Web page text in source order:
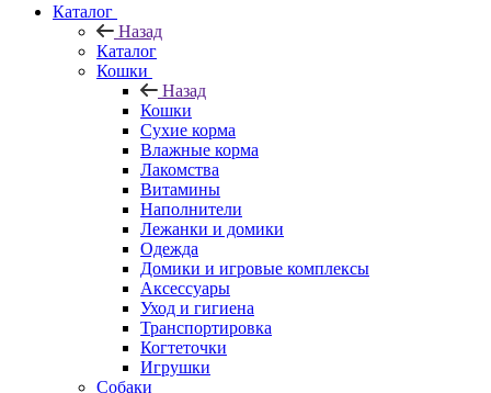
Каталог
Назад
Каталог
Кошки
Назад
Кошки
Сухие корма
Влажные корма
Лакомства
Витамины
Наполнители
Лежанки и домики
Одежда
Домики и игровые комплексы
Аксессуары
Уход и гигиена
Транспортировка
Когтеточки
Игрушки
Собаки